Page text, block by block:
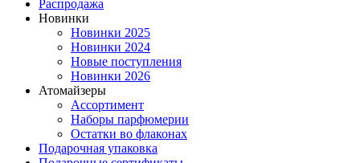
Распродажа
Новинки
Новинки 2025
Новинки 2024
Новые поступления
Новинки 2026
Атомайзеры
Ассортимент
Наборы парфюмерии
Остатки во флаконах
Подарочная упаковка